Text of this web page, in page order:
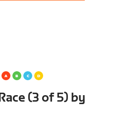
(3 of 5) by